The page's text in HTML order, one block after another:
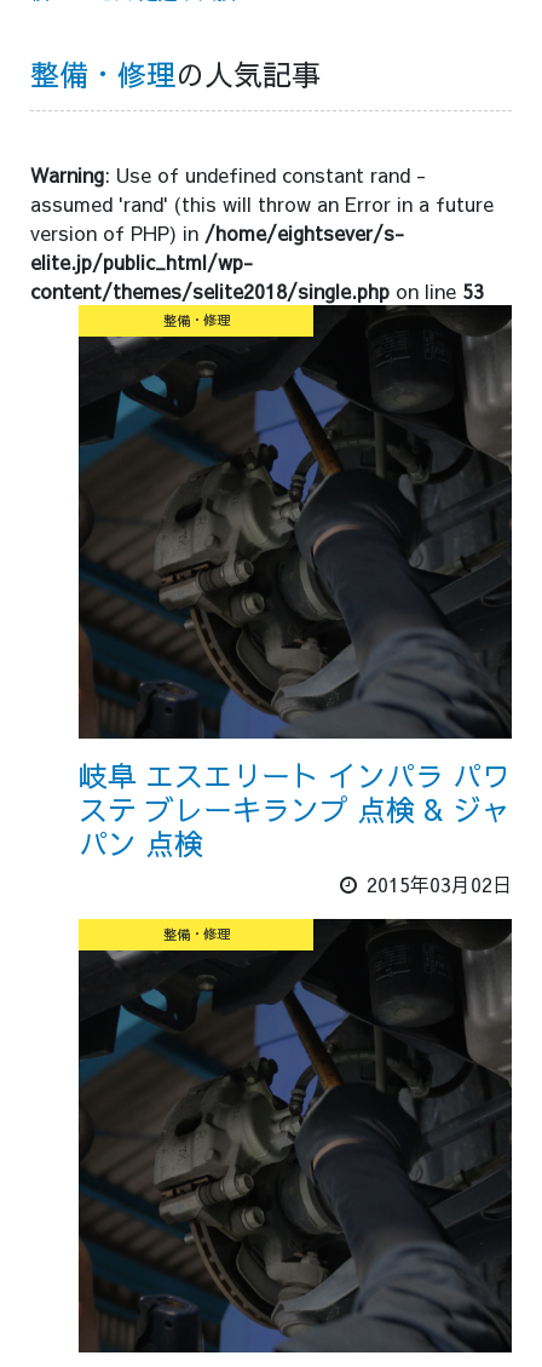
整備・修理の人気記事
Warning: Use of undefined constant rand -
assumed 'rand' (this will throw an Error in a future
version of PHP) in /home/eightsever/s-
elite.jp/public_html/wp-
content/themes/selite2018/single.php on line 53
整備・修理
岐阜 エスエリート インパラ パワ
ステ ブレーキランプ 点検 & ジャ
パン 点検
2015年03月02日
整備・修理